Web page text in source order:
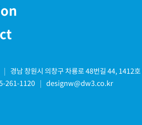
경남 창원시 의창구 차룡로 48번길 44, 1412호
261-1120 designw@dw3.co.kr